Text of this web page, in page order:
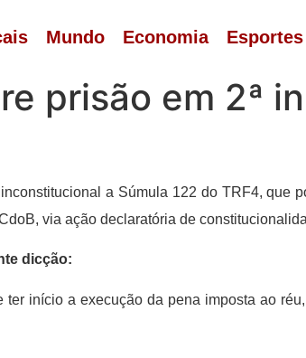
Mundo Economia Esportes
prisão em 2ª
a Súmula 122 do TRF4, que
via ação declaratória de
dicção:
início a execução da pena imposta ao